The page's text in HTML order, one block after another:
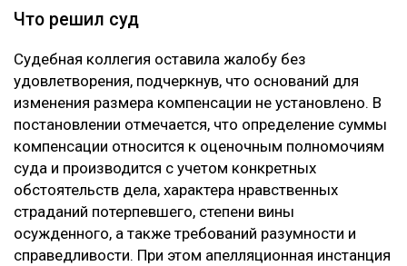
Что решил суд
Судебная коллегия оставила жалобу без
удовлетворения, подчеркнув, что оснований для
изменения размера компенсации не установлено. В
постановлении отмечается, что определение суммы
компенсации относится к оценочным полномочиям
суда и производится с учетом конкретных
обстоятельств дела, характера нравственных
страданий потерпевшего, степени вины
осужденного, а также требований разумности и
справедливости. При этом апелляционная инстанция